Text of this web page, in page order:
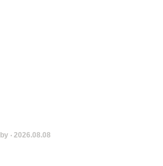
by ‧ 2026.08.08